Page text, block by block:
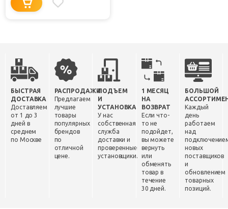
БЫСТРАЯ
ДОСТАВКА
Доставляем
от 1 до 3
дней в
среднем
по Москве
РАСПРОДАЖИ
Предлагаем
лучшие
товары
популярных
брендов
по
отличной
цене.
ПОДЪЕМ
И
УСТАНОВКА
У нас
собственная
служба
доставки и
проверенные
установщики.
1 МЕСЯЦ
НА
ВОЗВРАТ
Если что-
то не
подойдет,
вы можете
вернуть
или
обменять
товар в
течение
30 дней.
БОЛЬШОЙ
Каждый
день
работаем
над
новых
поставщиков
и
обновлением
товарных
позиций.